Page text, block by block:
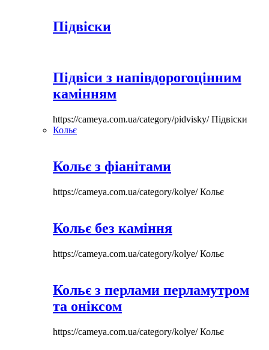
Підвіски
Підвіси з напівдорогоцінним
камінням
https://cameya.com.ua/category/pidvisky/Підвіски
Кольє
Кольє з фіанітами
https://cameya.com.ua/category/kolye/Кольє
Кольє без каміння
https://cameya.com.ua/category/kolye/Кольє
Кольє з перлами перламутром
та оніксом
https://cameya.com.ua/category/kolye/Кольє